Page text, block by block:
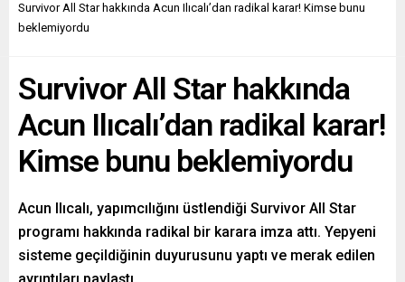
Survivor All Star hakkında Acun Ilıcalı’dan radikal karar! Kimse bunu
beklemiyordu
Survivor All Star hakkında
Acun Ilıcalı’dan radikal karar!
Kimse bunu beklemiyordu
Acun Ilıcalı, yapımcılığını üstlendiği Survivor All Star
programı hakkında radikal bir karara imza attı. Yepyeni
sisteme geçildiğinin duyurusunu yaptı ve merak edilen